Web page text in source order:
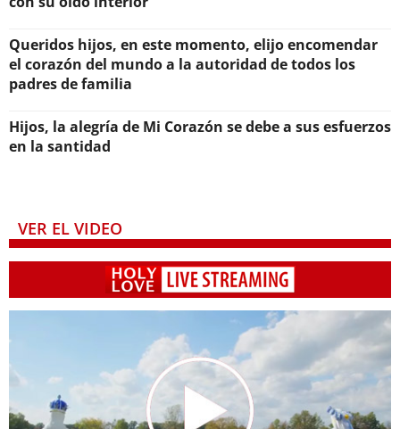
Queridos hijos, en este momento, elijo encomendar
el corazón del mundo a la autoridad de todos los
padres de familia
Hijos, la alegría de Mi Corazón se debe a sus esfuerzos
en la santidad
VER EL VIDEO